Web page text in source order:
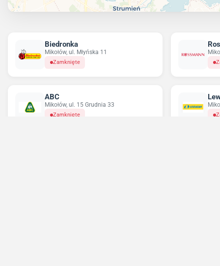
Biedronka
Mikołów, ul. Młyńska 11
Zamknięte
ABC
Mikołów, ul. 15 Grudnia 33
Zamknięte